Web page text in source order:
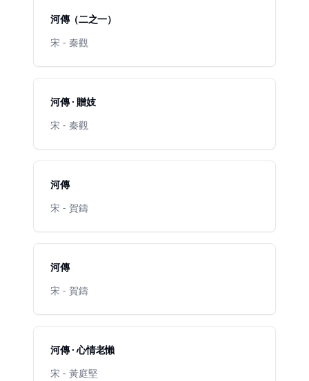
河傳（二之一）
宋 - 秦觀
河傳 · 贈妓
宋 - 秦觀
河傳
宋 - 賀鑄
河傳
宋 - 賀鑄
河傳 · 心情老懶
宋 - 黃庭堅